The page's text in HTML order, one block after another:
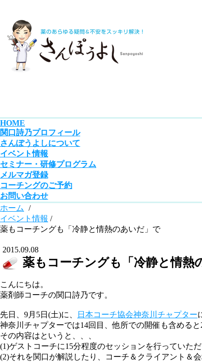
HOME
関口詩乃プロフィール
さんぽうよしについて
イベント情報
セミナー・研修プログラム
メルマガ登録
コーチングのご予約
お問い合わせ
ホーム
/
イベント情報 /
薬もコーチングも「冷静と情熱のあいだ」で
2015.09.08
薬もコーチングも「冷静と情熱
こんにちは。
薬剤師コーチの関口詩乃です。
先日、9月5日(土)に、 日本コーチ協会神奈川チャプター
神奈川チャプターでは14回目、他所での開催も含めると
その内容はというと、、、
(1)ゲストコーチに15分程度のセッションを行っていただ
(2)それを関口が解説したり、コーチ＆クライアント＆